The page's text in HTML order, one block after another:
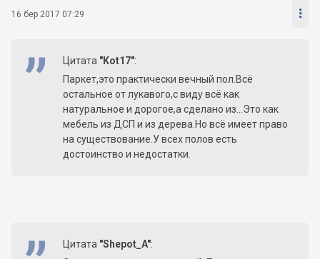
16 бер 2017 07:29 
Цитата "Kot17":
Паркет,это практически вечный пол.Всё
остальное от лукавого,с виду всё как
натуральное и дорогое,а сделано из...Это как
мебель из ДСП и из дерева.Но всё имеет право
на существование.У всех полов есть
достоинство и недостатки.
Цитата "Shepot_A":